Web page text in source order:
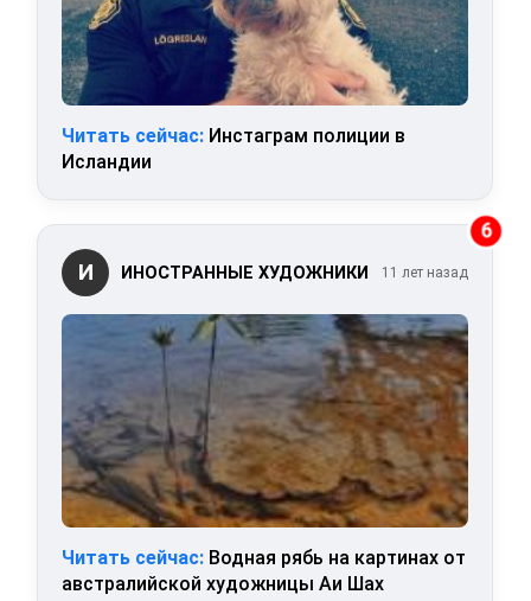
Читать сейчас: Инстаграм полиции в
Исландии
6
И ИНОСТРАННЫЕ ХУДОЖНИКИ 11 лет назад
Читать сейчас: Водная рябь на картинах от
австралийской художницы Аи Шах